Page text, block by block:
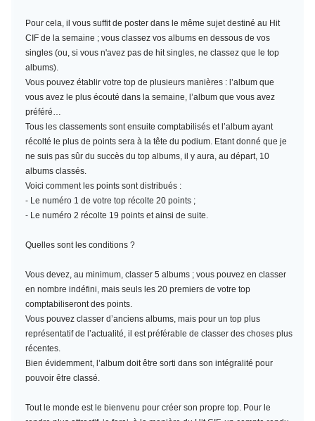
Pour cela, il vous suffit de poster dans le même sujet destiné au Hit
CIF de la semaine ; vous classez vos albums en dessous de vos
singles (ou, si vous n'avez pas de hit singles, ne classez que le top
albums).
Vous pouvez établir votre top de plusieurs manières : l’album que
vous avez le plus écouté dans la semaine, l’album que vous avez
préféré…
Tous les classements sont ensuite comptabilisés et l’album ayant
récolté le plus de points sera à la tête du podium. Etant donné que je
ne suis pas sûr du succès du top albums, il y aura, au départ, 10
albums classés.
Voici comment les points sont distribués :
- Le numéro 1 de votre top récolte 20 points ;
- Le numéro 2 récolte 19 points et ainsi de suite.
Quelles sont les conditions ?
Vous devez, au minimum, classer 5 albums ; vous pouvez en classer
en nombre indéfini, mais seuls les 20 premiers de votre top
comptabiliseront des points.
Vous pouvez classer d’anciens albums, mais pour un top plus
représentatif de l’actualité, il est préférable de classer des choses plus
récentes.
Bien évidemment, l’album doit être sorti dans son intégralité pour
pouvoir être classé.
Tout le monde est le bienvenu pour créer son propre top. Pour le